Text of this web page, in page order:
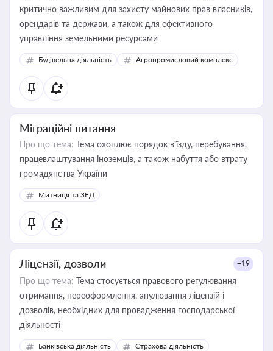
критично важливим для захисту майнових прав власників,
орендарів та держави, а також для ефективного
управління земельними ресурсами
Будівельна діяльність Агропромисловий комплекс
Міграційні питання
Про що тема: Тема охоплює порядок в’їзду, перебування,
працевлаштування іноземців, а також набуття або втрату
громадянства України
Митниця та ЗЕД
Ліцензії, дозволи +19
Про що тема: Тема стосується правового регулювання
отримання, переоформлення, анулювання ліцензій і
дозволів, необхідних для провадження господарської
діяльності
Банківська діяльність
Страхова діяльність